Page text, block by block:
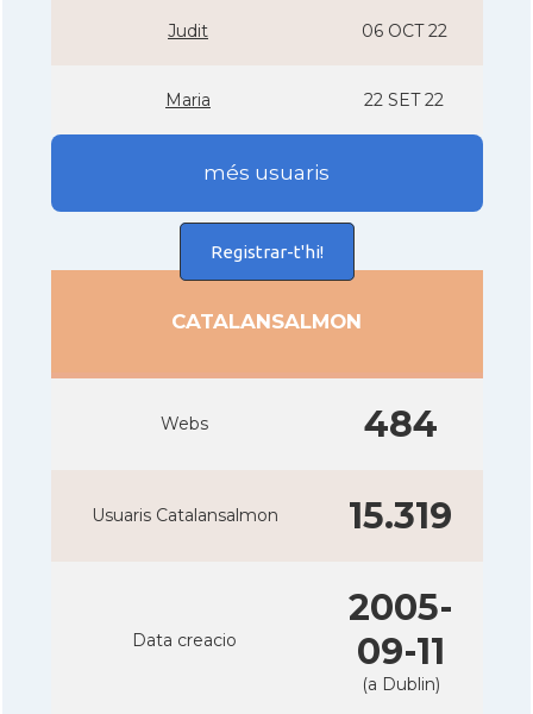
Judit 06 OCT 22
Maria 22 SET 22
més usuaris
Registrar-t'hi!
CATALANSALMON
Webs 484
Usuaris Catalansalmon 15.319
Data creacio
2005-
09-11
(a Dublin)